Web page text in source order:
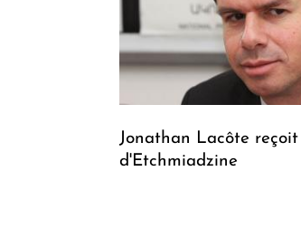
Jonathan Lacôte
d'Etchmiadzine